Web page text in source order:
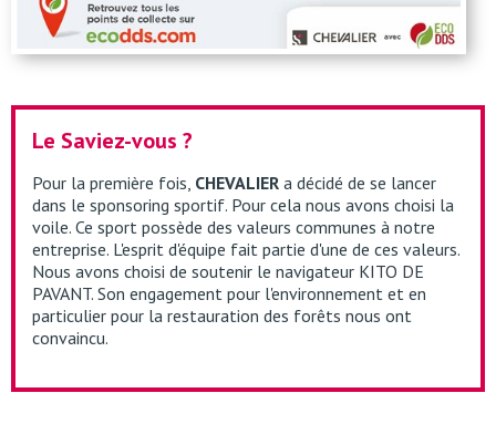
Le Saviez-vous ?
Pour la première fois, CHEVALIER a décidé de se lancer
dans le sponsoring sportif. Pour cela nous avons choisi la
voile. Ce sport possède des valeurs communes à notre
entreprise. L'esprit d'équipe fait partie d'une de ces valeurs.
Nous avons choisi de soutenir le navigateur KITO DE
PAVANT. Son engagement pour l'environnement et en
particulier pour la restauration des forêts nous ont
convaincu.